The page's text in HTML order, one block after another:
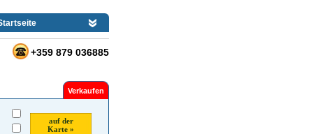
+359 879 036885
Verkaufen
auf der
Karte »